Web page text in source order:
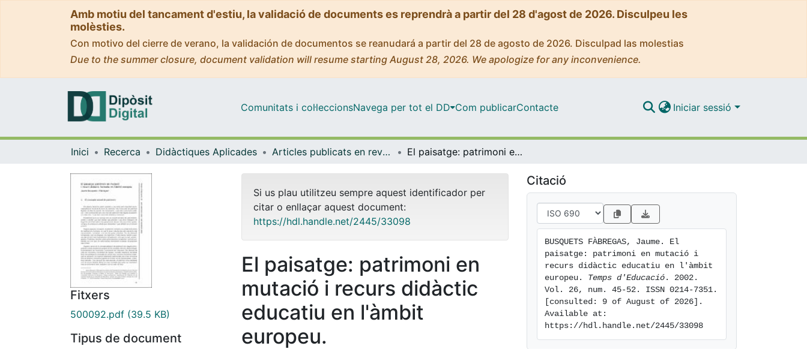
Amb motiu del tancament d'estiu, la validació de documents es reprendrà a partir del 28 d'agost de 2026. Disculpeu les
molèsties.
Con motivo del cierre de verano, la validación de documentos se reanudará a partir del 28 de agosto de 2026. Disculpad las molestias
Due to the summer closure, document validation will resume starting August 28, 2026. We apologize for any inconvenience.
Comunitats i col·leccionsNavega per tot el DD Com publicarContacte Iniciar sessió
Inici Recerca Didàctiques Aplicades Articles publicats en revistes (Didàctiques Aplicades) El paisatge: patrimoni en mutació i recurs didàctic educatiu en l'àmbit europeu.
Fitxers
500092.pdf (39.5 KB)
Tipus de document
Si us plau utilitzeu sempre aquest identificador per
citar o enllaçar aquest document:
https://hdl.handle.net/2445/33098
El paisatge: patrimoni en
mutació i recurs didàctic
educatiu en l'àmbit
europeu.
Citació
BUSQUETS FÀBREGAS, Jaume. El
paisatge: patrimoni en mutació i
recurs didàctic educatiu en l'àmbit
europeu. Temps d'Educació . 2002.
Vol. 26, num. 45-52. ISSN 0214-7351.
[consulted: 9 of August of 2026].
Available at:
https://hdl.handle.net/2445/33098